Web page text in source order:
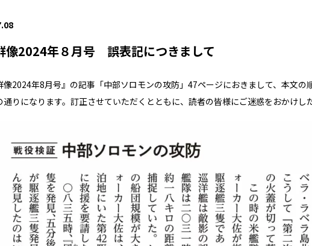
像2024年８月号 誤表記につきまして
像2024年8月号』の記事「中部ソロモンの攻防」47ページにおきまして、本文
通りになります。訂正させていただくとともに、読者の皆様にご迷惑をおかけし